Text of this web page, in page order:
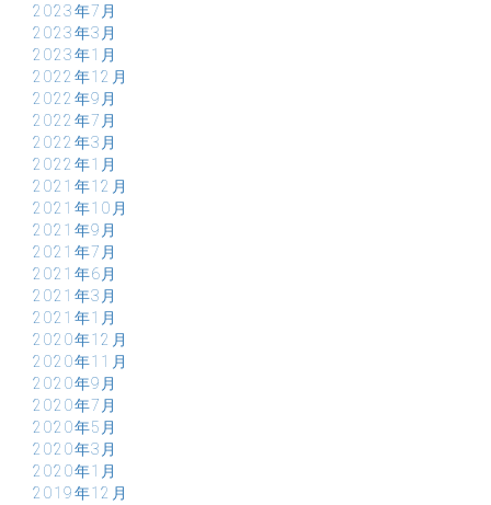
2023年7月
2023年3月
2023年1月
2022年12月
2022年9月
2022年7月
2022年3月
2022年1月
2021年12月
2021年10月
2021年9月
2021年7月
2021年6月
2021年3月
2021年1月
2020年12月
2020年11月
2020年9月
2020年7月
2020年5月
2020年3月
2020年1月
2019年12月